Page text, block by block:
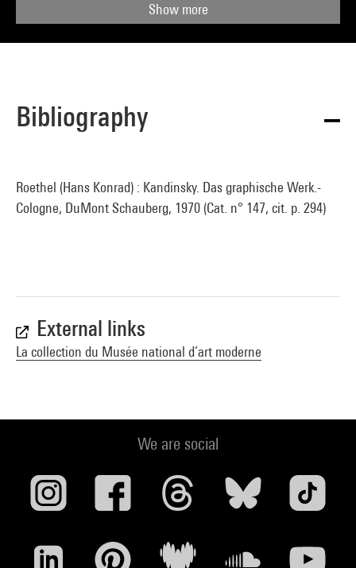
Show more
Bibliography
Roethel (Hans Konrad) : Kandinsky. Das graphische Werk.-
Cologne, DuMont Schauberg, 1970 (Cat. n° 147, cit. p. 294)
External links
La collection du Musée national d’art moderne
We are social